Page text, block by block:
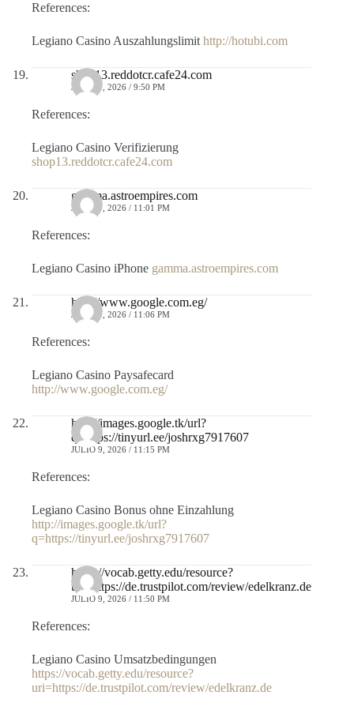
References:
Legiano Casino Auszahlungslimit http://hotubi.com
shop13.reddotcr.cafe24.com
JULIO 9, 2026 / 9:50 PM
References:
Legiano Casino Verifizierung
shop13.reddotcr.cafe24.com
gamma.astroempires.com
JULIO 9, 2026 / 11:01 PM
References:
Legiano Casino iPhone gamma.astroempires.com
http://www.google.com.eg/
JULIO 9, 2026 / 11:06 PM
References:
Legiano Casino Paysafecard
http://www.google.com.eg/
http://images.google.tk/url?
q=https://tinyurl.ee/joshrxg7917607
JULIO 9, 2026 / 11:15 PM
References:
Legiano Casino Bonus ohne Einzahlung
http://images.google.tk/url?
q=https://tinyurl.ee/joshrxg7917607
https://vocab.getty.edu/resource?
uri=https://de.trustpilot.com/review/edelkranz.de
JULIO 9, 2026 / 11:50 PM
References:
Legiano Casino Umsatzbedingungen
https://vocab.getty.edu/resource?
uri=https://de.trustpilot.com/review/edelkranz.de